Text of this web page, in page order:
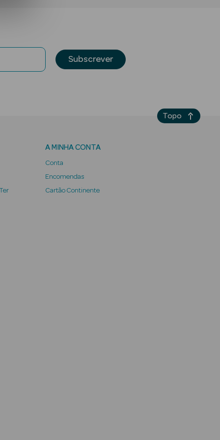
Subscrever
A MINHA CONTA
Conta
Encomendas
Cartão Continente
Topo